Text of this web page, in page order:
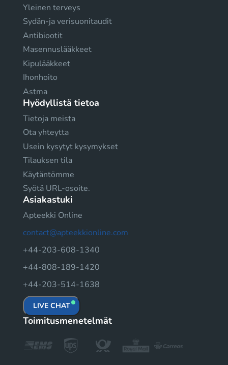
Yleinen terveys
Sydän-ja verisuonitaudit
Antibiootit
Masennuslääkkeet
Kipulääkkeet
Ihonhoito
Astma
Hyödyllistä tietoa
Tietoja meista
Ota yhteytta
Usein kysytyt kysymykset
Tilauksen tila
Käytäntömme
Syötä URL-osoite.
Asiakastuki
Apteekki Online
contact@apteekkionline.com
+44-203-608-1340
+44-808-189-1420
+44-203-514-1638
LIVE CHAT
Toimitusmenetelmät